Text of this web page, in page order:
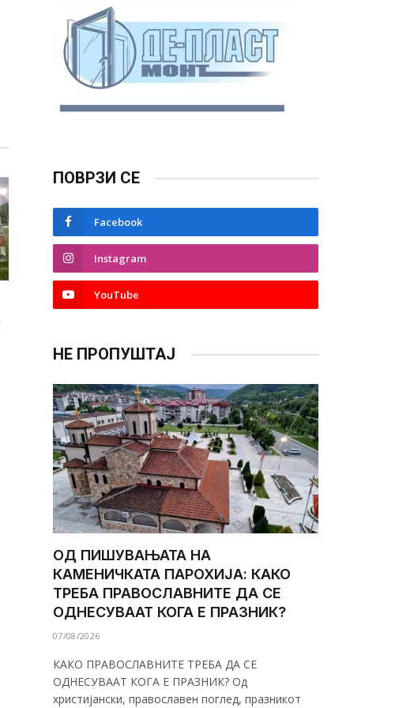
ПОВРЗИ СЕ
Facebook
Instagram
YouTube
НЕ ПРОПУШТАЈ
ОД ПИШУВАЊАТА НА
КАМЕНИЧКАТА ПАРОХИЈА: КАКО
ТРЕБА ПРАВОСЛАВНИТЕ ДА СЕ
ОДНЕСУВААТ КОГА Е ПРАЗНИК?
07/08/2026
КАКО ПРАВОСЛАВНИТЕ ТРЕБА ДА СЕ
ОДНЕСУВААТ КОГА Е ПРАЗНИК? Од
христијански, православен поглед, празникот